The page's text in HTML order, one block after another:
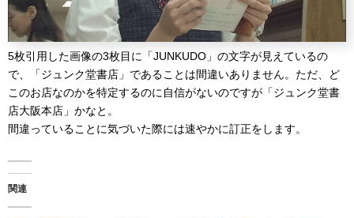
5枚引用した画像の3枚目に「JUNKUDO」の文字が見えているの
で、「ジュンク堂書店」であることは間違いありません。ただ、ど
このお店なのかを特定するのに自信がないのですが「ジュンク堂書
店大阪本店」かなと。
間違っていることに気づいた際には速やかに訂正をします。
関連